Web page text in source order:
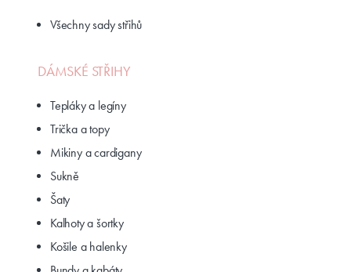
Všechny sady střihů
DÁMSKÉ STŘIHY
Tepláky a legíny
Trička a topy
Mikiny a cardigany
Sukně
Šaty
Kalhoty a šortky
Košile a halenky